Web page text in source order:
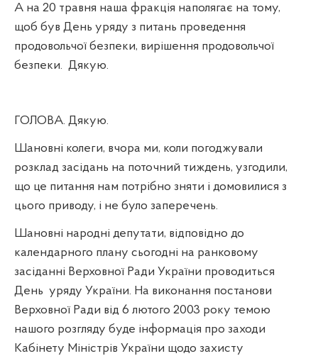
А на 20 травня наша фракція наполягає на тому,
щоб був День уряду з питань проведення
продовольчої безпеки, вирішення продовольчої
безпеки. Дякую.
ГОЛОВА. Дякую.
Шановні колеги, вчора ми, коли погоджували
розклад засідань на поточний тиждень, узгодили,
що це питання нам потрібно зняти і домовилися з
цього приводу, і не було заперечень.
Шановні народні депутати, відповідно до
календарного плану сьогодні на ранковому
засіданні Верховної Ради України проводиться
День уряду України. На виконання постанови
Верховної Ради від 6 лютого 2003 року темою
нашого розгляду буде інформація про заходи
Кабінету Міністрів України щодо захисту